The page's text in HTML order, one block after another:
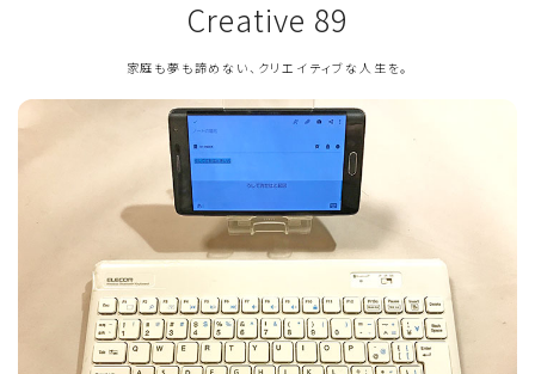
Creative 89
家庭も夢も諦めない、クリエイティブな人生を。